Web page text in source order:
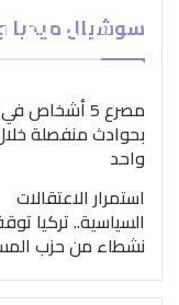
سوشيال ميديا
“الصحة
ضرورة
لمواجهة
مصرع 5 أشخاص
بحوادث منفصلة
واحد
استمرار الاعتقالات
نشطاء من حزب